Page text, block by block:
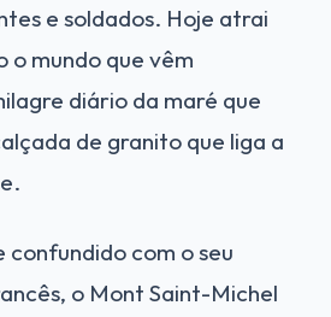
e soldados. Hoje atrai
o mundo que vêm
diário da maré que
de granito que liga a
com o seu
o Mont Saint-Michel